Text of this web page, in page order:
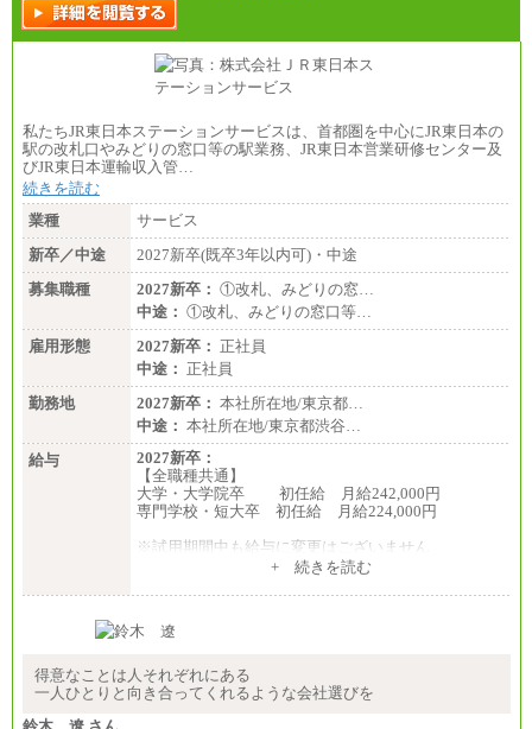
私たちJR東日本ステーションサービスは、首都圏を中心にJR東日本の
駅の改札口やみどりの窓口等の駅業務、JR東日本営業研修センター及
びJR東日本運輸収入管…
続きを読む
業種
サービス
新卒／中途
2027新卒(既卒3年以内可)・中途
募集職種
2027新卒： ①改札、みどりの窓…
中途： ①改札、みどりの窓口等…
雇用形態
2027新卒： 正社員
中途： 正社員
勤務地
2027新卒： 本社所在地/東京都…
中途： 本社所在地/東京都渋谷…
給与
2027新卒：
【全職種共通】
大学・大学院卒 初任給 月給242,000円
専門学校・短大卒 初任給 月給224,000円
※試用期間中も給与に変更はございません
大学・大学院卒 初任給 月給242,000円
最終学歴に応じ、上記新卒給与（高卒の場合は、月
して算定した調整手当を加算した額
※試用期間中も給与に変更はございません
+ 続きを読む
得意なことは人それぞれにある
一人ひとりと向き合ってくれるような会社選びを